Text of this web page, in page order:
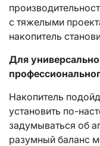
с тяжелыми
накопитель
Для
Накопитель
установить по-
задумываться об
разумный баланс